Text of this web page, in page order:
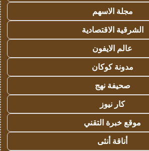
مجلة الاسهم
الشرقية الاقتصادية
عالم الايفون
مدونة كوكان
صحيفة نهج
كار نيوز
موقع خبرة التقني
أناقة أنثى